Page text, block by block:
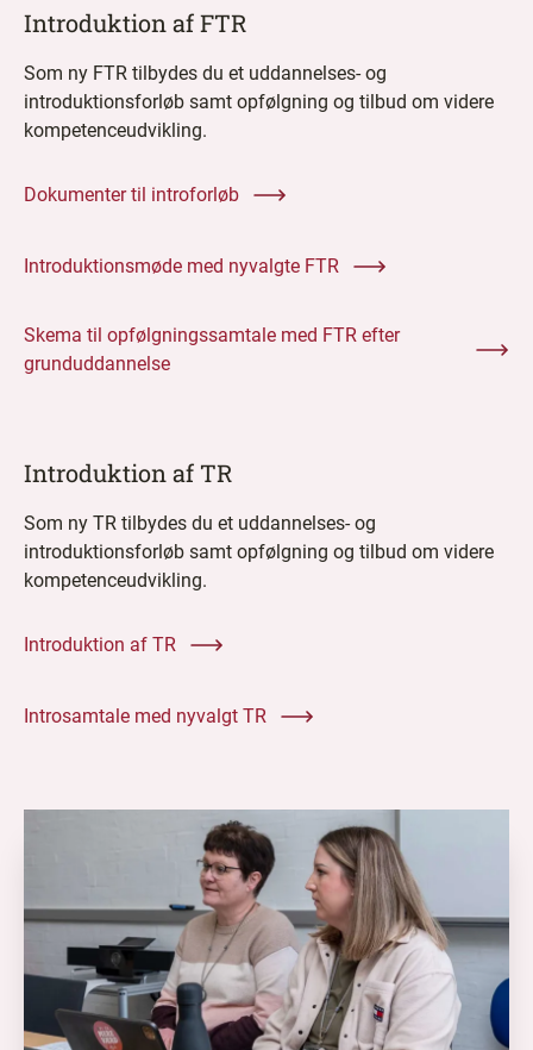
Introduktion af FTR
Som ny FTR tilbydes du et uddannelses- og
introduktionsforløb samt opfølgning og tilbud om videre
kompetenceudvikling.
Dokumenter til introforløb
Introduktionsmøde med nyvalgte FTR
Skema til opfølgningssamtale med FTR efter
grunduddannelse
Introduktion af TR
Som ny TR tilbydes du et uddannelses- og
introduktionsforløb samt opfølgning og tilbud om videre
kompetenceudvikling.
Introduktion af TR
Introsamtale med nyvalgt TR